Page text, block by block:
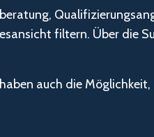
filtern. Über die
auch die Möglichkeit,